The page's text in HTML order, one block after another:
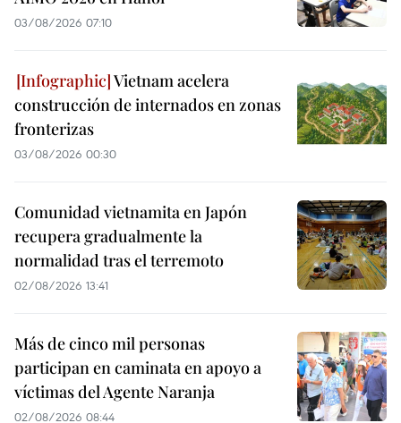
03/08/2026 07:10
Vietnam acelera
construcción de internados en zonas
fronterizas
03/08/2026 00:30
Comunidad vietnamita en Japón
recupera gradualmente la
normalidad tras el terremoto
02/08/2026 13:41
Más de cinco mil personas
participan en caminata en apoyo a
víctimas del Agente Naranja
02/08/2026 08:44